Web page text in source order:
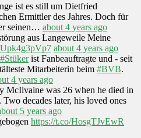
ist es still um Dietfried
Ermittler des Jahres. Doch für
seinen… about 4 years ago
aus Langeweile Meine
about 4 years ago
#Stükerist Fanbeauftragte und - seit
Mitarbeiterin beim #BVB.
4 years ago
McIlvaine was 26 when he died in
Two decades later, his loved ones
5 years ago
https://t.co/HosgTJvEwR